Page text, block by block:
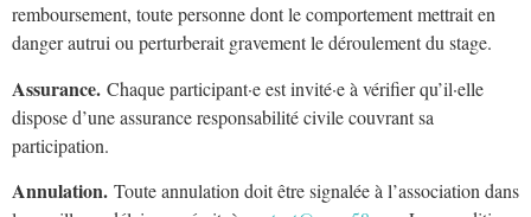
remboursement, toute personne dont le comportement mettrait en
danger autrui ou perturberait gravement le déroulement du stage.
Assurance. Chaque participant·e est invité·e à vérifier qu’il·elle
dispose d’une assurance responsabilité civile couvrant sa
participation.
Annulation. Toute annulation doit être signalée à l’association dans